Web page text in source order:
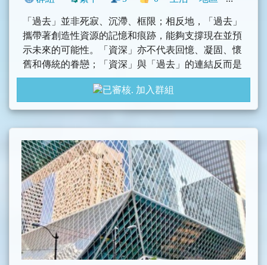
「過去」並非死寂、沉滯、框限；相反地，「過去」
攜帶著創造性資源的記憶和痕跡，能夠支撐現在並預
示未來的可能性。「資深」亦不代表回憶、凝固、懷
舊和傳統的眷戀；「資深」與「過去」的連結反而是
它現在生存的契機和展望未來的願景。
加入群組